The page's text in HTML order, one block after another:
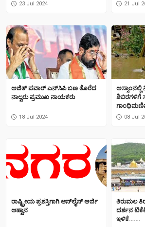
23 Jul 2024 21 Jul
ಅಜಿತ್ ಪವಾರ್ ಎನ್‌ಸಿಪಿ ಬಣ ತೊರೆದ
ನಾಲ್ವರು ಪ್ರಮುಖ ನಾಯಕರು
18 Jul 2024
ಶಿಬಿರಗಳಿಗೆ
08 Jul
ರಾಷ್ಟ್ರೀಯ ಪ್ರಶಸ್ತಿಗಾಗಿ ಆನ್‍ಲೈನ್ ಅರ್ಜಿ
ಆಹ್ವಾನ
ತಿರುಮಲ
ದರ್ಶನ
ಇಳಿಕೆ…….